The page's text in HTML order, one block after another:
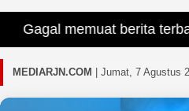
Gagal memuat berita terbaru.
MEDIARJN.COM Jumat, 7 Agustus